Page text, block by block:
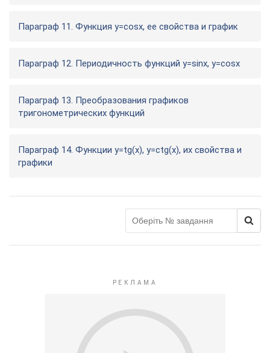
Параграф 11. Функция у=cosx, ее свойства и график
Параграф 12. Периодичность функций y=sinx, y=cosx
Параграф 13. Преобразования графиков
тригонометрических функций
Параграф 14. Функции у=tg(x), у=сtg(x), их свойства и
графики